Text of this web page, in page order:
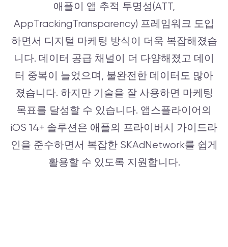
애플이 앱 추적 투명성(ATT,
AppTrackingTransparency) 프레임워크 도입
하면서 디지털 마케팅 방식이 더욱 복잡해졌습
니다. 데이터 공급 채널이 더 다양해졌고 데이
터 중복이 늘었으며, 불완전한 데이터도 많아
졌습니다. 하지만 기술을 잘 사용하면 마케팅
목표를 달성할 수 있습니다. 앱스플라이어의
iOS 14+ 솔루션은 애플의 프라이버시 가이드라
인을 준수하면서 복잡한 SKAdNetwork를 쉽게
활용할 수 있도록 지원합니다.